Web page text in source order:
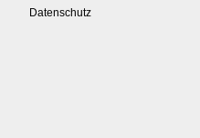
Datenschutz